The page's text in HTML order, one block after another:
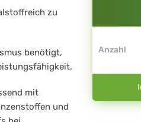
zu
benötigt,
mit
und
Anzahl